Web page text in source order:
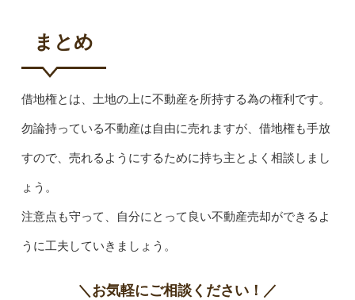
まとめ
借地権とは、土地の上に不動産を所持する為の権利です。
勿論持っている不動産は自由に売れますが、借地権も手放
すので、売れるようにするために持ち主とよく相談しまし
ょう。
注意点も守って、自分にとって良い不動産売却ができるよ
うに工夫していきましょう。
＼お気軽にご相談ください！／